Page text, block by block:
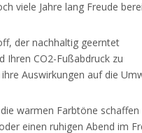
viele Jahre lang Freude
der nachhaltig geerntet
Ihren CO2-Fußabdruck zu
Auswirkungen auf die
warmen Farbtöne schaffen
einen ruhigen Abend im